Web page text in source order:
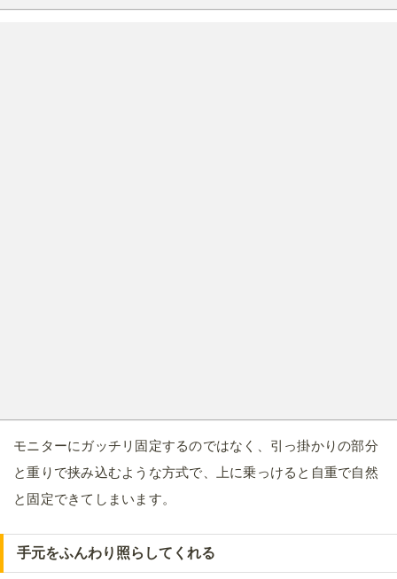
モニターにガッチリ固定するのではなく、引っ掛かりの部分
と重りで挟み込むような方式で、上に乗っけると自重で自然
と固定できてしまいます。
手元をふんわり照らしてくれる